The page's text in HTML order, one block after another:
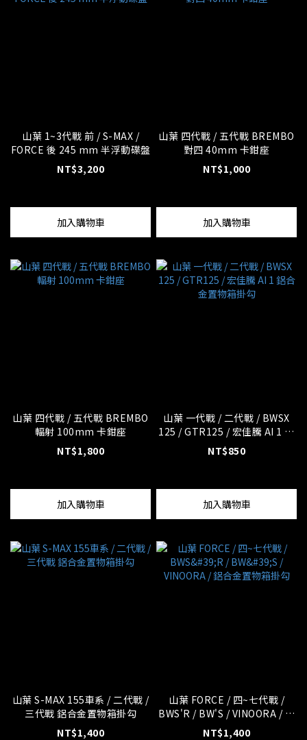
山葉 1~3代戰 前 / S-MAX /
FORCE 後 245 mm 半浮動碟盤
NT$3,200
加入購物車
山葉 四代戰 / 五代戰 BREMBO
對四 40mm 卡鉗座
NT$1,000
加入購物車
山葉 四代戰 / 五代戰 BREMBO
輻射 100mm 卡鉗座
NT$1,800
加入購物車
山葉 一代戰 / 二代戰 / BWSX
125 / GTR125 / 宏佳騰 AI 1 鋁
合金置物箱掛勾
NT$850
加入購物車
山葉 S-MAX 155車系 / 二代戰 /
三代戰 鋁合金置物箱掛勾
NT$1,400
山葉 FORCE / 四~七代戰 /
BWS'R / BW'S / VINOORA / 鋁
合金置物箱掛勾
NT$1,400